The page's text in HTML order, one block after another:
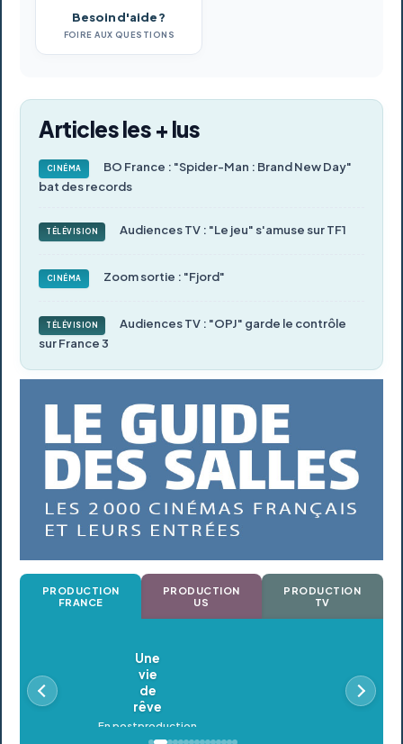
Besoin d'aide ?
FOIRE AUX QUESTIONS
Articles les + lus
CINÉMA
BO France : "Spider-Man : Brand New Day"
bat des records
TÉLÉVISION Audiences TV : "Le jeu" s'amuse sur TF1
CINÉMA Zoom sortie : "Fjord"
TÉLÉVISION
Audiences TV : "OPJ" garde le contrôle
sur France 3
PRODUCTION
FRANCE
PRODUCTION
US
PRODUCTION
TV
Oldeupe
En postproduction